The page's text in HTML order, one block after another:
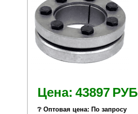
Цена: 43897 РУБ
❔ Оптовая цена: По запросу